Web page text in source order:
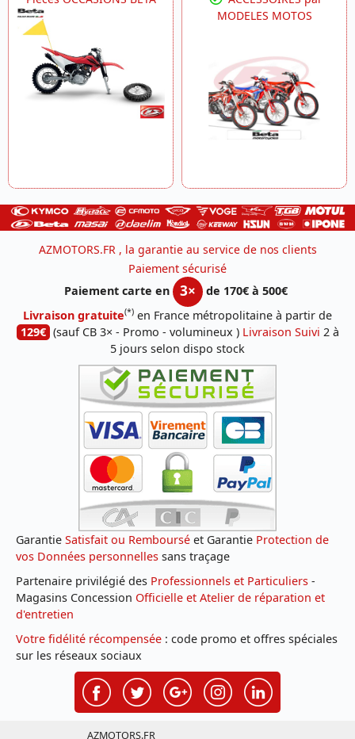
MODELES MOTOS
AZMOTORS.FR , la garantie au service de nos clients
Paiement sécurisé
Paiement carte en
3×
de 170€ à 500€
Livraison gratuite(*) en France métropolitaine à partir de
129€ (sauf CB 3× - Promo - volumineux ) Livraison Suivi 2 à
5 jours selon dispo stock
Garantie Satisfait ou Remboursé et Garantie Protection de
vos Données personnelles sans traçage
Partenaire privilégié des Professionnels et Particuliers -
Magasins Concession Officielle et Atelier de réparation et
d'entretien
Votre fidélité récompensée : code promo et offres spéciales
sur les réseaux sociaux
AZMOTORS.FR